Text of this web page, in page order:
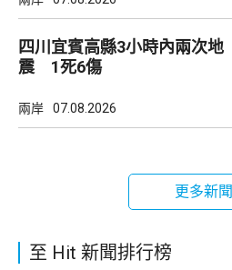
四川宜賓高縣3小時內兩次地
震 1死6傷
兩岸 07.08.2026
更多新聞
至 Hit 新聞排行榜